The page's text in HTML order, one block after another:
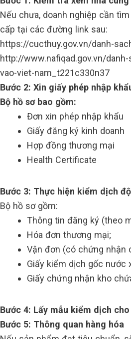
Nếu chưa, doanh nghiệp cần
cấp tại các đường link sau:
https://cucthuy.gov.vn/danh-
http://www.nafiqad.gov.vn/
vao-viet-nam_t221c330n37
Bước 2: Xin giấy phép nhập
Bộ hồ sơ bao gồm:
Đơn xin phép nhập khẩu
Giấy đăng ký kinh doanh
Hợp đồng thương mại
Health Certificate
Bước 3: Thực hiện kiểm dịch
Bộ hồ sơ gồm:
Thông tin đăng ký (theo
Hóa đơn thương mại;
Vận đơn (có chứng nhận
Giấy kiểm dịch gốc nước
Giấy chứng nhận kho
Bước 4: Lấy mẫu kiểm dịch
Bước 5: Thông quan hàng hóa